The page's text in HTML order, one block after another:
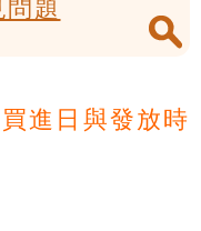
題
進日與發放時